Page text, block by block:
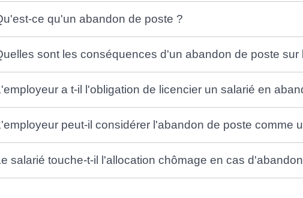
ce qu'un abandon de poste ?
sont les conséquences d'un abandon de poste sur
a t-il l'obligation de licencier un salarié en
peut-il considérer l'abandon de poste comme
salarié touche-t-il l'allocation chômage en cas